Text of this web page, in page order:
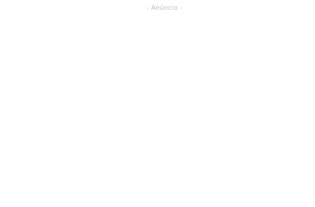
- Anúncio -